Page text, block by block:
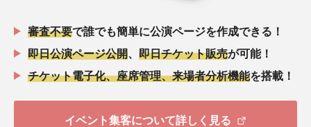
審査不要で誰でも簡単に公演ページを作成できる！
即日公演ページ公開
即日チケット販売が可能！
チケット電子化、座席管理、来場者分析機能を搭載！
イベント集客について詳しく見る